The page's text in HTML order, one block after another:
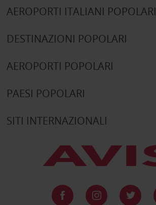
AEROPORTI ITALIANI POPOLARI
DESTINAZIONI POPOLARI
AEROPORTI POPOLARI
PAESI POPOLARI
SITI INTERNAZIONALI